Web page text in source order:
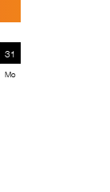
31
Mo